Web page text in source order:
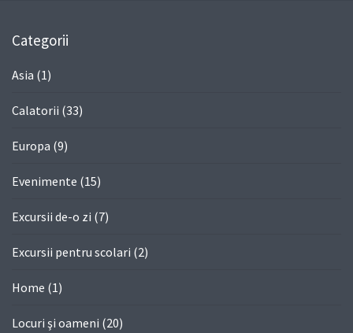
Categorii
Asia (1)
Calatorii (33)
Europa (9)
Evenimente (15)
Excursii de-o zi (7)
Excursii pentru scolari (2)
Home (1)
Locuri şi oameni (20)